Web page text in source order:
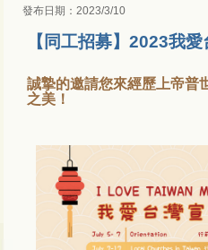
發布日期：2023/3/10
【同工招募】2023我
誠摯的邀請您來經歷上帝普
之美！